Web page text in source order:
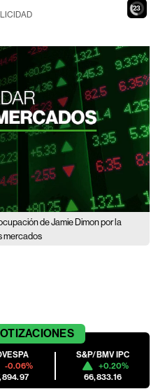
21
de Jamie Dimon por la
mercados
-0.06%
S&P/BMV IPC
+0.20%
66,833.16